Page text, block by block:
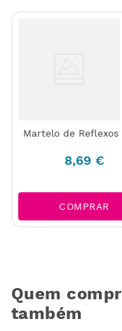
Martelo de Reflexos
8,69 €
COMPRAR
Quem
também